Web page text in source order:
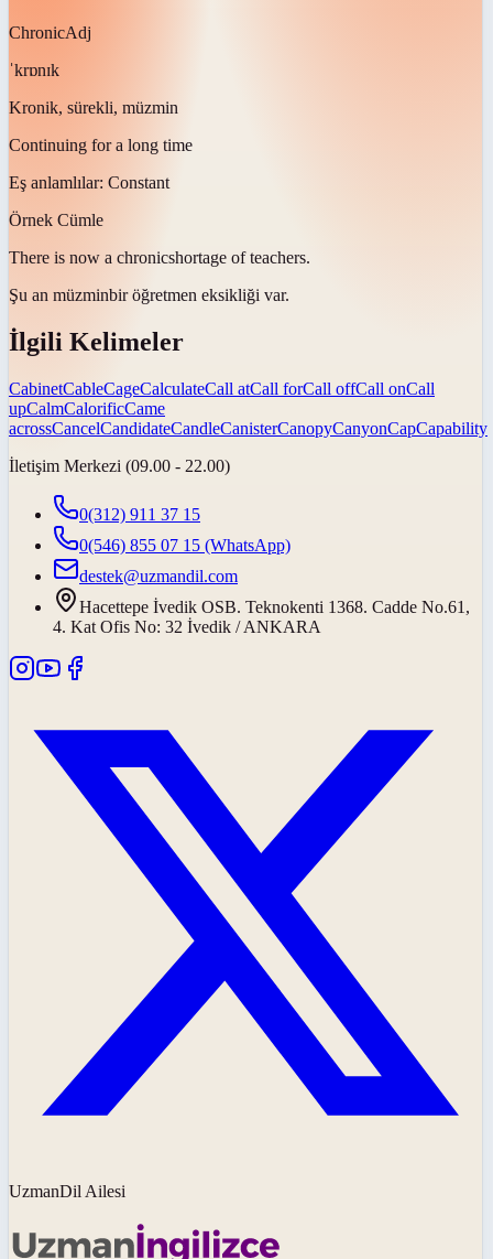
ChronicAdj
ˈkrɒnɪk
Kronik, sürekli, müzmin
Continuing for a long time
Eş anlamlılar: Constant
Örnek Cümle
There is now a chronicshortage of teachers.
Şu an müzminbir öğretmen eksikliği var.
İlgili Kelimeler
CabinetCableCageCalculateCall atCall forCall offCall onCall
upCalmCalorificCame
acrossCancelCandidateCandleCanisterCanopyCanyonCapCapability
İletişim Merkezi (09.00 - 22.00)
0(312) 911 37 15
0(546) 855 07 15 (WhatsApp)
destek@uzmandil.com
Hacettepe İvedik OSB. Teknokenti 1368. Cadde No.61,
4. Kat Ofis No: 32 İvedik / ANKARA
UzmanDil Ailesi